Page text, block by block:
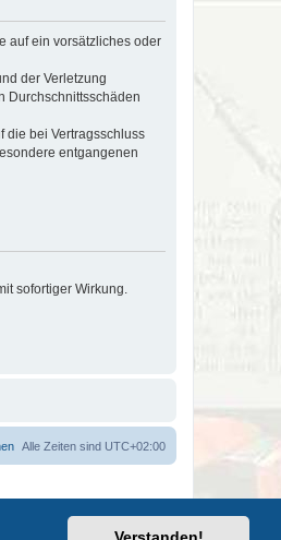
auf ein vorsätzliches oder
der Verletzung
Durchschnittsschäden
die bei Vertragsschluss
entgangenen
sofortiger Wirkung.
Alle Zeiten sind UTC+02:00